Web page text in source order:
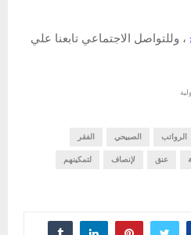
، وللتواصل الاجتماعي تابعنا علي
الرواتب الصبيحي الفقر
عنق لإنصاف لتمكينهم